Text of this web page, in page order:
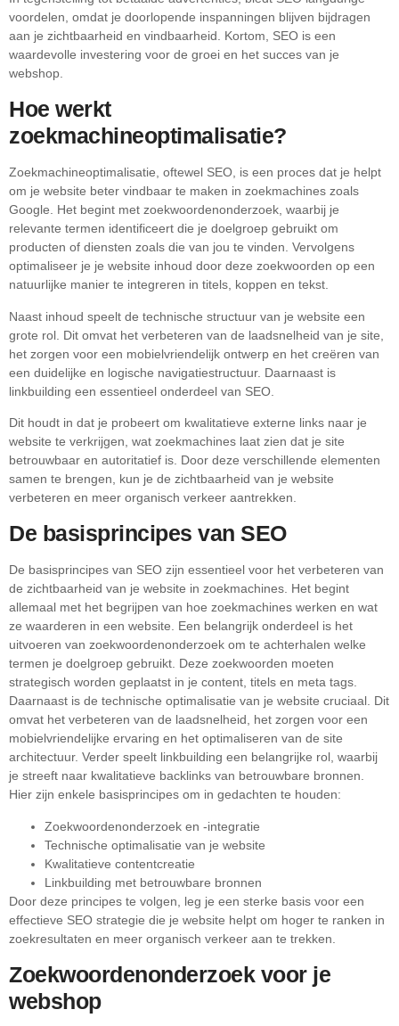
voordelen, omdat je doorlopende inspanningen blijven bijdragen
aan je zichtbaarheid en vindbaarheid. Kortom, SEO is een
waardevolle investering voor de groei en het succes van je
webshop.
Hoe werkt
zoekmachineoptimalisatie?
Zoekmachineoptimalisatie, oftewel SEO, is een proces dat je helpt
om je website beter vindbaar te maken in zoekmachines zoals
Google. Het begint met zoekwoordenonderzoek, waarbij je
relevante termen identificeert die je doelgroep gebruikt om
producten of diensten zoals die van jou te vinden. Vervolgens
optimaliseer je je website inhoud door deze zoekwoorden op een
natuurlijke manier te integreren in titels, koppen en tekst.
Naast inhoud speelt de technische structuur van je website een
grote rol. Dit omvat het verbeteren van de laadsnelheid van je site,
het zorgen voor een mobielvriendelijk ontwerp en het creëren van
een duidelijke en logische navigatiestructuur. Daarnaast is
linkbuilding een essentieel onderdeel van SEO.
Dit houdt in dat je probeert om kwalitatieve externe links naar je
website te verkrijgen, wat zoekmachines laat zien dat je site
betrouwbaar en autoritatief is. Door deze verschillende elementen
samen te brengen, kun je de zichtbaarheid van je website
verbeteren en meer organisch verkeer aantrekken.
De basisprincipes van SEO
De basisprincipes van SEO zijn essentieel voor het verbeteren van
de zichtbaarheid van je website in zoekmachines. Het begint
allemaal met het begrijpen van hoe zoekmachines werken en wat
ze waarderen in een website. Een belangrijk onderdeel is het
uitvoeren van zoekwoordenonderzoek om te achterhalen welke
termen je doelgroep gebruikt. Deze zoekwoorden moeten
strategisch worden geplaatst in je content, titels en meta tags.
Daarnaast is de technische optimalisatie van je website cruciaal. Dit
omvat het verbeteren van de laadsnelheid, het zorgen voor een
mobielvriendelijke ervaring en het optimaliseren van de site
architectuur. Verder speelt linkbuilding een belangrijke rol, waarbij
je streeft naar kwalitatieve backlinks van betrouwbare bronnen.
Hier zijn enkele basisprincipes om in gedachten te houden:
Zoekwoordenonderzoek en -integratie
Technische optimalisatie van je website
Kwalitatieve contentcreatie
Linkbuilding met betrouwbare bronnen
Door deze principes te volgen, leg je een sterke basis voor een
effectieve SEO strategie die je website helpt om hoger te ranken in
zoekresultaten en meer organisch verkeer aan te trekken.
Zoekwoordenonderzoek voor je
webshop